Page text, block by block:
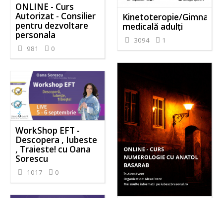
Kinetoteropie/
medicală adulți
3094 1
ONLINE - Curs
Autorizat - Consilier
pentru dezvoltare
personala
981 0
WorkShop EFT -
Descopera , Iubeste
, Traieste! cu Oana
Sorescu
1017 0